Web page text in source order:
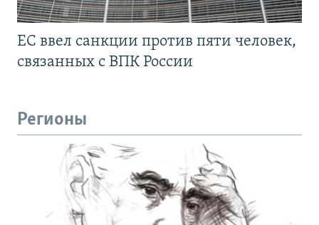
ЕС ввел санкции против пяти человек,
связанных с ВПК России
Регионы